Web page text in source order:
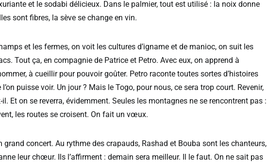
et le sodabi délicieux. Dans le palmier, tout est utilisé : la noix donne
sont fibres, la sève se change en vin.
et les fermes, on voit les cultures d’igname et de manioc, on suit les
Tout ça, en compagnie de Patrice et Petro. Avec eux, on apprend à
à cueillir pour pouvoir goûter. Petro raconte toutes sortes d’histoires
puisse voir. Un jour ? Mais le Togo, pour nous, ce sera trop court. Revenir,
il. Et on se reverra, évidemment. Seules les montagnes ne se rencontrent pas :
les routes se croisent. On fait un vœux.
grand concert. Au rythme des crapauds, Rashad et Bouba sont les chanteurs,
leur chœur. Ils l’affirment : demain sera meilleur. Il le faut. On ne sait pas